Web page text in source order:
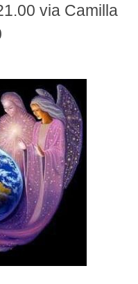
via Camilla